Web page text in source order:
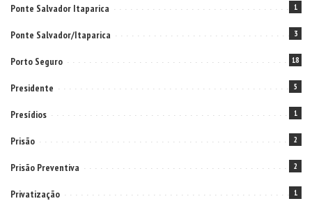
Ponte Salvador Itaparica 1
Ponte Salvador/Itaparica 3
Porto Seguro 18
Presidente 5
Presídios 1
Prisão 2
Prisão Preventiva 2
Privatização 1